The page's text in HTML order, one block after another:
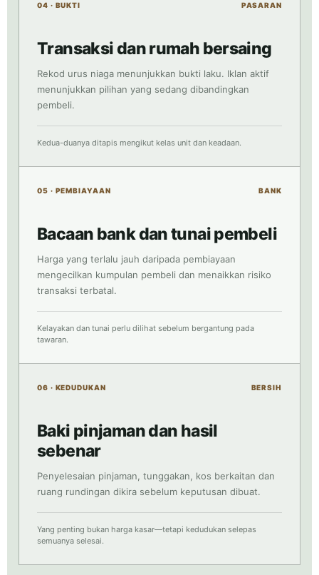
04 · BUKTI PASARAN
Transaksi dan rumah bersaing
Rekod urus niaga menunjukkan bukti laku. Iklan aktif
menunjukkan pilihan yang sedang dibandingkan
pembeli.
Kedua-duanya ditapis mengikut kelas unit dan keadaan.
05 · PEMBIAYAAN BANK
Bacaan bank dan tunai pembeli
Harga yang terlalu jauh daripada pembiayaan
mengecilkan kumpulan pembeli dan menaikkan risiko
transaksi terbatal.
Kelayakan dan tunai perlu dilihat sebelum bergantung pada
tawaran.
06 · KEDUDUKAN BERSIH
Baki pinjaman dan hasil
sebenar
Penyelesaian pinjaman, tunggakan, kos berkaitan dan
ruang rundingan dikira sebelum keputusan dibuat.
Yang penting bukan harga kasar—tetapi kedudukan selepas
semuanya selesai.